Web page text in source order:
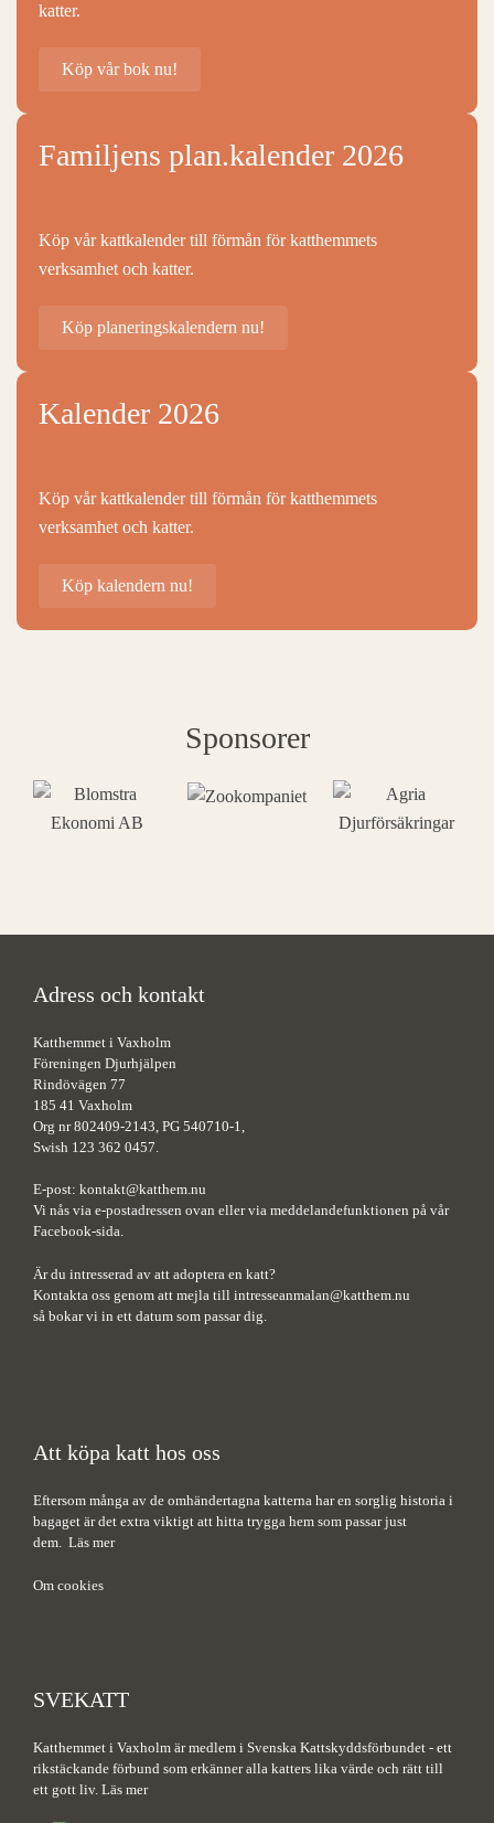
katter.
Köp vår bok nu!
Familjens plan.kalender 2026
Köp vår kattkalender till förmån för katthemmets
verksamhet och katter.
Köp planeringskalendern nu!
Kalender 2026
Köp vår kattkalender till förmån för katthemmets
verksamhet och katter.
Köp kalendern nu!
Sponsorer
Adress och kontakt
Katthemmet i Vaxholm
Föreningen Djurhjälpen
Rindövägen 77
185 41 Vaxholm
Org nr 802409-2143, PG 540710-1,
Swish 123 362 0457.
E-post: kontakt@katthem.nu
Vi nås via e-postadressen ovan eller via meddelandefunktionen på vår
Facebook-sida.
Är du intresserad av att adoptera en katt?
Kontakta oss genom att mejla till intresseanmalan@katthem.nu
så bokar vi in ett datum som passar dig.
Att köpa katt hos oss
Eftersom många av de omhändertagna katterna har en sorglig historia i
bagaget är det extra viktigt att hitta trygga hem som passar just
dem. Läs mer
Om cookies
SVEKATT
Katthemmet i Vaxholm är medlem i Svenska Kattskyddsförbundet - ett
rikstäckande förbund som erkänner alla katters lika värde och rätt till
ett gott liv. Läs mer